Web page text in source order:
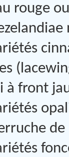
rouge
à front